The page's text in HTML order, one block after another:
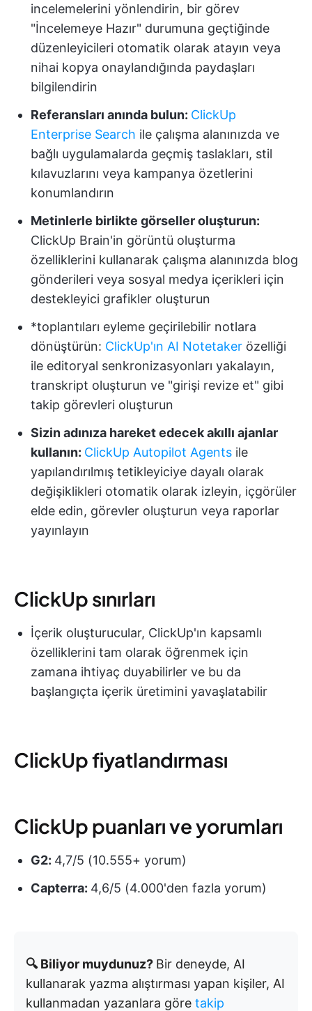
incelemelerini yönlendirin, bir görev
"İncelemeye Hazır" durumuna geçtiğinde
düzenleyicileri otomatik olarak atayın veya
nihai kopya onaylandığında paydaşları
bilgilendirin
Referansları anında bulun: ClickUp
Enterprise Search ile çalışma alanınızda ve
bağlı uygulamalarda geçmiş taslakları, stil
kılavuzlarını veya kampanya özetlerini
konumlandırın
Metinlerle birlikte görseller oluşturun:
ClickUp Brain'in görüntü oluşturma
özelliklerini kullanarak çalışma alanınızda blog
gönderileri veya sosyal medya içerikleri için
destekleyici grafikler oluşturun
*toplantıları eyleme geçirilebilir notlara
dönüştürün: ClickUp'ın AI Notetaker özelliği
ile editoryal senkronizasyonları yakalayın,
transkript oluşturun ve "girişi revize et" gibi
takip görevleri oluşturun
Sizin adınıza hareket edecek akıllı ajanlar
kullanın: ClickUp Autopilot Agents ile
yapılandırılmış tetikleyiciye dayalı olarak
değişiklikleri otomatik olarak izleyin, içgörüler
elde edin, görevler oluşturun veya raporlar
yayınlayın
ClickUp sınırları
İçerik oluşturucular, ClickUp'ın kapsamlı
özelliklerini tam olarak öğrenmek için
zamana ihtiyaç duyabilirler ve bu da
başlangıçta içerik üretimini yavaşlatabilir
ClickUp fiyatlandırması
ClickUp puanları ve yorumları
G2: 4,7/5 (10.555+ yorum)
Capterra: 4,6/5 (4.000'den fazla yorum)
🔍 Biliyor muydunuz? Bir deneyde, AI
kullanarak yazma alıştırması yapan kişiler, AI
kullanmadan yazanlara göre takip